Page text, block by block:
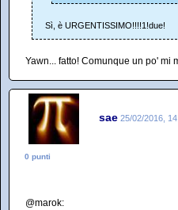
Sì, è URGENTISSIMO!!!!1!due!
Yawn... fatto! Comunque un po' mi
sae 25/02/2016,
0 punti
@marok: